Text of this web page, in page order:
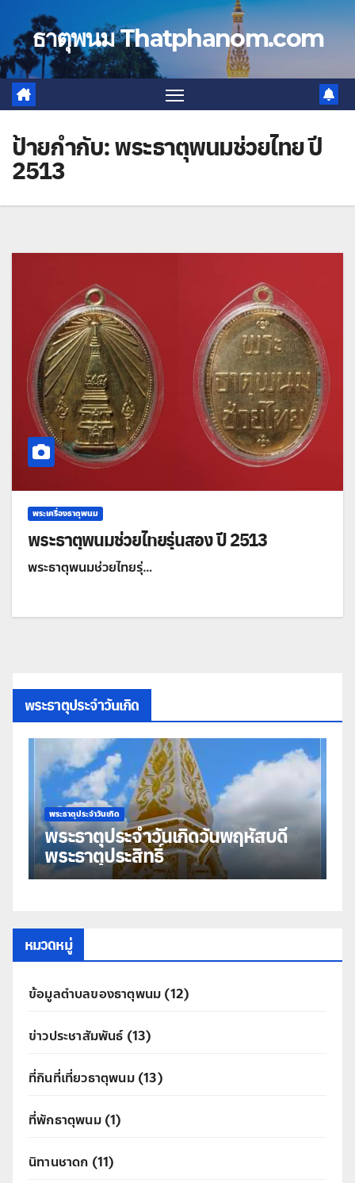
contentธาตุพนม Thatphanom.com
ป้ายกำกับ:พระธาตุพนมช่วยไทย ปี
2513
พระเครื่องธาตุพนม
พระธาตุพนมช่วยไทยรุ่นสอง ปี 2513
พระธาตุพนมช่วยไทยรุ่…
พระธาตุประจำวันเกิด
พระธาตุประจำวันเกิด
พระธาตุประจำวันเกิดวันพฤหัสบดี
พระธาตุประสิทธิ์
หมวดหมู่
ข้อมูลตำบลของธาตุพนม (12)
ข่าวประชาสัมพันธ์(13)
ที่กินที่เที่ยวธาตุพนม(13)
ที่พักธาตุพนม(1)
นิทานชาดก (11)